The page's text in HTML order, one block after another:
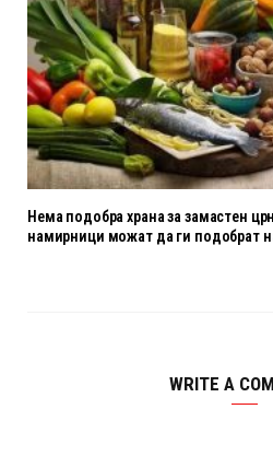
Нема подобра храна за замастен
намирници можат да ги подобрат
WRITE A